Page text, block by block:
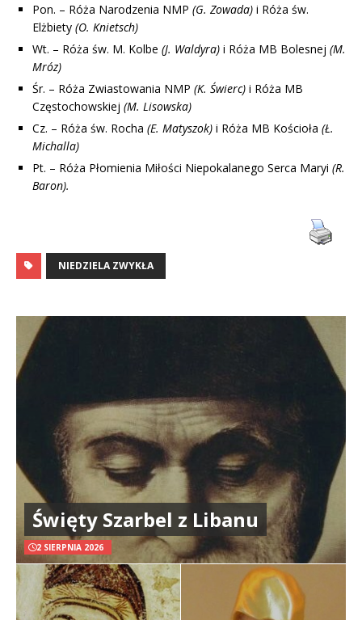
Pon. – Róża Narodzenia NMP (G. Zowada) i Róża św.
Elżbiety (O. Knietsch)
Wt. – Róża św. M. Kolbe (J. Waldyra) i Róża MB Bolesnej (M.
Mróz)
Śr. – Róża Zwiastowania NMP (K. Świerc) i Róża MB
Częstochowskiej (M. Lisowska)
Cz. – Róża św. Rocha (E. Matyszok) i Róża MB Kościoła (Ł.
Michalla)
Pt. – Róża Płomienia Miłości Niepokalanego Serca Maryi (R.
Baron).
NIEDZIELA ZWYKŁA
Święty Szarbel z Libanu
2 SIERPNIA 2026